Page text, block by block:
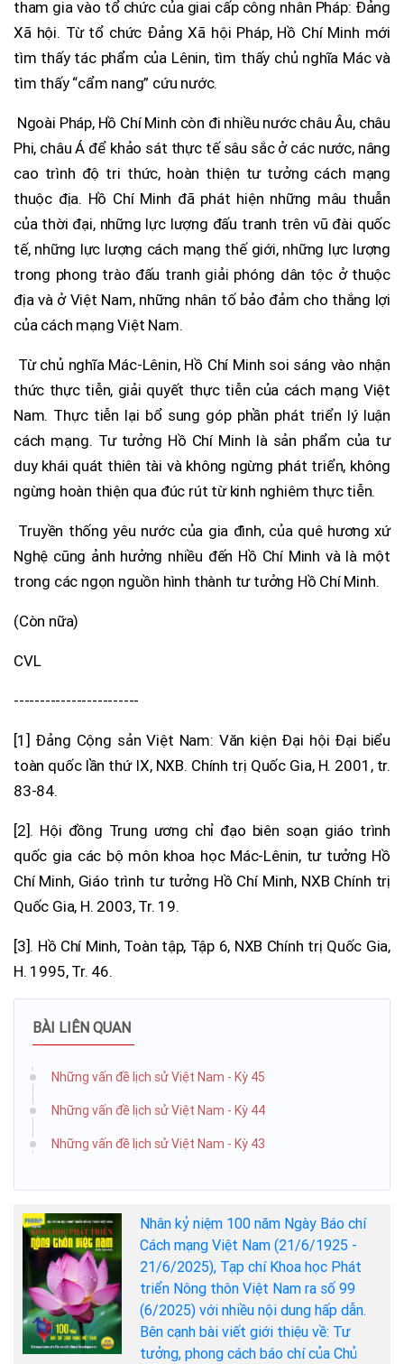
tham gia vào tổ chức của giai cấp công nhân Pháp: Đảng
Xã hội. Từ tổ chức Đảng Xã hội Pháp, Hồ Chí Minh mới
tìm thấy tác phẩm của Lênin, tìm thấy chủ nghĩa Mác và
tìm thấy “cẩm nang” cứu nước.
Ngoài Pháp, Hồ Chí Minh còn đi nhiều nước châu Âu, châu
Phi, châu Á để khảo sát thực tế sâu sắc ở các nước, nâng
cao trình độ tri thức, hoàn thiện tư tưởng cách mạng
thuộc địa. Hồ Chí Minh đã phát hiện những mâu thuẫn
của thời đại, những lực lượng đấu tranh trên vũ đài quốc
tế, những lực lượng cách mạng thế giới, những lực lượng
trong phong trào đấu tranh giải phóng dân tộc ở thuộc
địa và ở Việt Nam, những nhân tố bảo đảm cho thắng lợi
của cách mạng Việt Nam.
Từ chủ nghĩa Mác-Lênin, Hồ Chí Minh soi sáng vào nhận
thức thực tiễn, giải quyết thực tiễn của cách mạng Việt
Nam. Thực tiễn lại bổ sung góp phần phát triển lý luận
cách mạng. Tư tưởng Hồ Chí Minh là sản phẩm của tư
duy khái quát thiên tài và không ngừng phát triển, không
ngừng hoàn thiện qua đúc rút từ kinh nghiêm thực tiễn.
Truyền thống yêu nước của gia đình, của quê hương xứ
Nghệ cũng ảnh hưởng nhiều đến Hồ Chí Minh và là một
trong các ngọn nguồn hình thành tư tưởng Hồ Chí Minh.
(Còn nữa)
CVL
------------------------
[1] Đảng Cộng sản Việt Nam: Văn kiện Đại hội Đại biểu
toàn quốc lần thứ IX, NXB. Chính trị Quốc Gia, H. 2001, tr.
83-84.
[2]. Hội đồng Trung ương chỉ đạo biên soạn giáo trình
quốc gia các bộ môn khoa học Mác-Lênin, tư tưởng Hồ
Chí Minh, Giáo trình tư tưởng Hồ Chí Minh, NXB Chính trị
Quốc Gia, H. 2003, Tr. 19.
[3]. Hồ Chí Minh, Toàn tập, Tập 6, NXB Chính trị Quốc Gia,
H. 1995, Tr. 46.
BÀI LIÊN QUAN
Những vấn đề lịch sử Việt Nam - Kỳ 45
Những vấn đề lịch sử Việt Nam - Kỳ 44
Những vấn đề lịch sử Việt Nam - Kỳ 43
Nhân kỷ niệm 100 năm Ngày Báo chí
Cách mạng Việt Nam (21/6/1925 -
21/6/2025), Tạp chí Khoa học Phát
triển Nông thôn Việt Nam ra số 99
(6/2025) với nhiều nội dung hấp dẫn.
Bên cạnh bài viết giới thiệu về: Tư
tưởng, phong cách báo chí của Chủ